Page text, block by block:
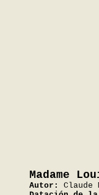
Madame
Autor:
Claude